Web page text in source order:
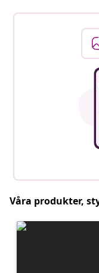
Våra produkter,